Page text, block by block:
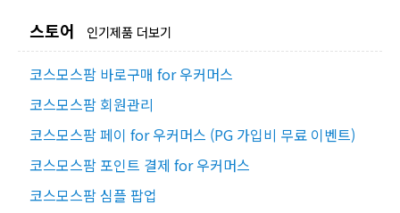
스토어 인기제품 더보기
코스모스팜 바로구매 for 우커머스
코스모스팜 회원관리
코스모스팜 페이 for 우커머스 (PG 가입비 무료 이벤트)
코스모스팜 포인트 결제 for 우커머스
코스모스팜 심플 팝업